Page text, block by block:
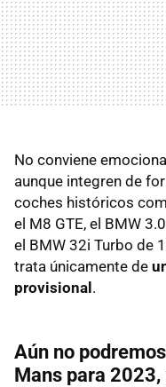
No conviene
aunque integren de
coches históricos
el M8 GTE, el BMW
el BMW 32i Turbo de
trata únicamente de
provisional.
Aún no
Mans para 2023,